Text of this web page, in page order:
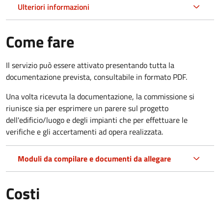
Ulteriori informazioni
Come fare
Il servizio può essere attivato presentando tutta la
documentazione prevista, consultabile in formato PDF.
Una volta ricevuta la documentazione, la commissione si
riunisce sia per esprimere un parere sul progetto
dell'edificio/luogo e degli impianti che per effettuare le
verifiche e gli accertamenti ad opera realizzata.
Moduli da compilare e documenti da allegare
Costi